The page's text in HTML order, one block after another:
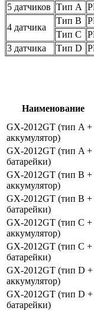
5 датчиков Тип А
4 датчика
Тип B
Тип C
3 датчика
Тип D
Наименование
GX-2012GT (тип A +
аккумулятор)
GX-2012GT (тип A +
батарейки)
GX-2012GT (тип B +
аккумулятор)
GX-2012GT (тип B +
батарейки)
GX-2012GT (тип C +
аккумулятор)
GX-2012GT (тип C +
батарейки)
GX-2012GT (тип D +
аккумулятор)
GX-2012GT (тип D +
батарейки)